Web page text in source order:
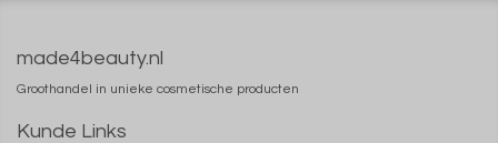
made4beauty.nl
Groothandel in unieke cosmetische producten
Kunde Links